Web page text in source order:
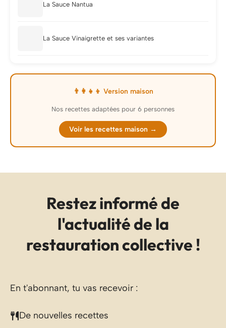
La Sauce Nantua
La Sauce Vinaigrette et ses variantes
👨‍👩‍👧‍👦 Version maison
Nos recettes adaptées pour 6 personnes
Voir les recettes maison →
Restez informé de
l'actualité de la
restauration collective !
En t'abonnant, tu vas recevoir :
De nouvelles recettes